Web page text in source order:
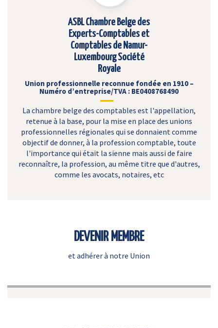
ASBL Chambre Belge des
Experts-Comptables et
Comptables de Namur-
Luxembourg Société
Royale
Union professionnelle reconnue fondée en 1910 –
Numéro d’entreprise/TVA : BE0408768490
La chambre belge des comptables est l'appellation,
retenue à la base, pour la mise en place des unions
professionnelles régionales qui se donnaient comme
objectif de donner, à la profession comptable, toute
l'importance qui était la sienne mais aussi de faire
reconnaître, la profession, au même titre que d'autres,
comme les avocats, notaires, etc
DEVENIR MEMBRE
et adhérer à notre Union